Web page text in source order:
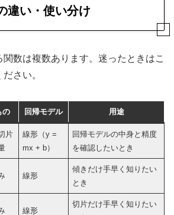
違い・使い分け
数は複数あります。迷ったときはこ
さい。
の 回帰モデル 用途
片
線形（y =
mx + b）
回帰モデルの中身と精度
を確認したいとき
線形
傾きだけ手早く知りたい
とき
線形
切片だけ手早く知りたい